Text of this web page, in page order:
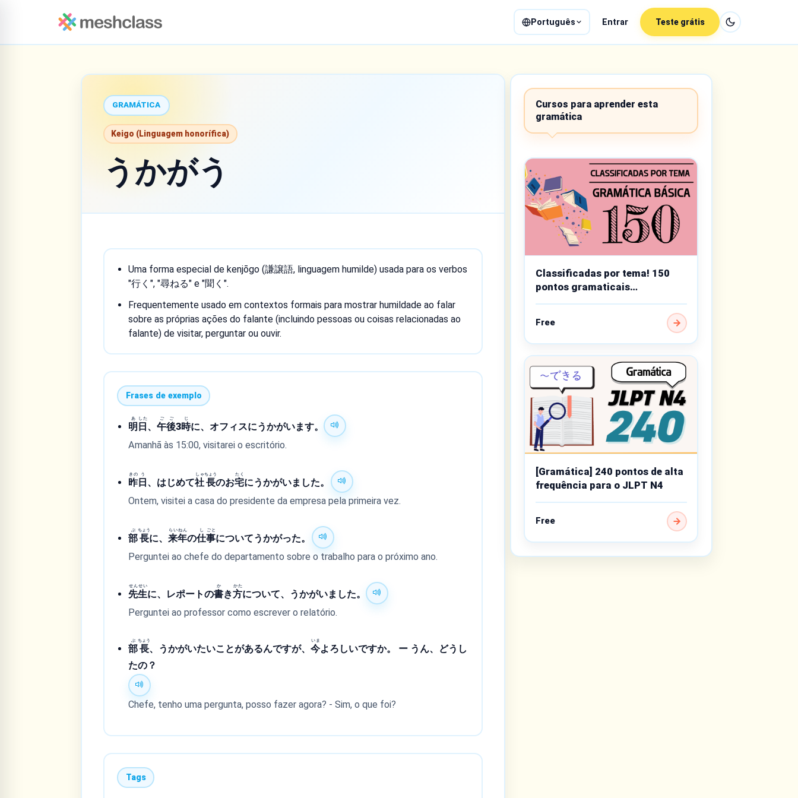
Português Entrar Teste grátis
GRAMÁTICA
Keigo (Linguagem honorífica)
うかがう
Uma forma especial de kenjōgo (謙譲語, linguagem humilde) usada para os verbos
"行く", "尋ねる" e "聞く".
Frequentemente usado em contextos formais para mostrar humildade ao falar
sobre as próprias ações do falante (incluindo pessoas ou coisas relacionadas ao
falante) de visitar, perguntar ou ouvir.
Frases de exemplo
明
あ
日
した
、午
ご
後
ご
3時
じ
に、オフィスにうかがいます。
Amanhã às 15:00, visitarei o escritório.
昨
きの
日
う
、はじめて社
しゃ
長
ちょう
のお宅
たく
にうかがいました。
Ontem, visitei a casa do presidente da empresa pela primeira vez.
部
ぶ
長
ちょう
に、来
らい
年
ねん
の仕
し
事
ごと
についてうかがった。
Perguntei ao chefe do departamento sobre o trabalho para o próximo ano.
先
せん
生
せい
に、レポートの書
か
き方
かた
について、うかがいました。
Perguntei ao professor como escrever o relatório.
部
ぶ
長
ちょう
、うかがいたいことがあるんですが、今
いま
よろしいですか。 ー うん、どうし
たの？
Chefe, tenho uma pergunta, posso fazer agora? - Sim, o que foi?
Tags
Cursos para aprender esta
gramática
Classificadas por tema! 150
pontos gramaticais
importantes do nível básico
Free
[Gramática] 240 pontos de alta
frequência para o JLPT N4
Free